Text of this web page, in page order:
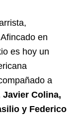
en
es hoy un
a
Colina,
y Federico